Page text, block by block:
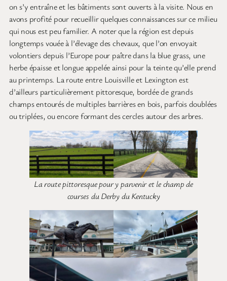
on s’y entraîne et les bâtiments sont ouverts à la visite. Nous en
avons profité pour recueillir quelques connaissances sur ce milieu
qui nous est peu familier. A noter que la région est depuis
longtemps vouée à l’élevage des chevaux, que l’on envoyait
volontiers depuis l’Europe pour paître dans la blue grass, une
herbe épaisse et longue appelée ainsi pour la teinte qu’elle prend
au printemps. La route entre Louisville et Lexington est
d’ailleurs particulièrement pittoresque, bordée de grands
champs entourés de multiples barrières en bois, parfois doublées
ou triplées, ou encore formant des cercles autour des arbres.
La route pittoresque pour y parvenir et le champ de
courses du Derby du Kentucky